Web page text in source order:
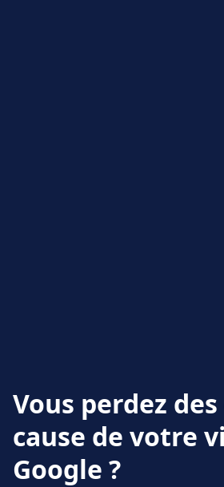
Vous perdez
cause de votre
Google ?